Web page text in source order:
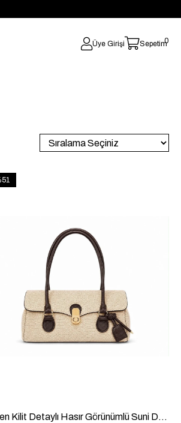
Üye Girişi Sepetim0
Sheen Kilit Detaylı Hasır Görünümlü Suni Deri Baget Omuz Çanta Acı Kahve